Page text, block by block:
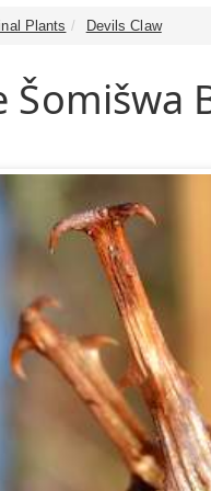
Plants Devils Claw
Šomišwa